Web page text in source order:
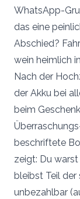
WhatsApp-
das eine
Abschied?
wein heimlich
Nach der
der Akku bei
beim
beschriftete
zeigt: Du
bleibst Teil der
unbezahlbar